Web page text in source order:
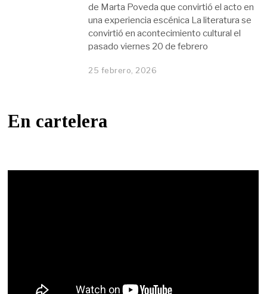
de Marta Poveda que convirtió el acto en
una experiencia escénica La literatura se
convirtió en acontecimiento cultural el
pasado viernes 20 de febrero
25 febrero, 2026
En cartelera